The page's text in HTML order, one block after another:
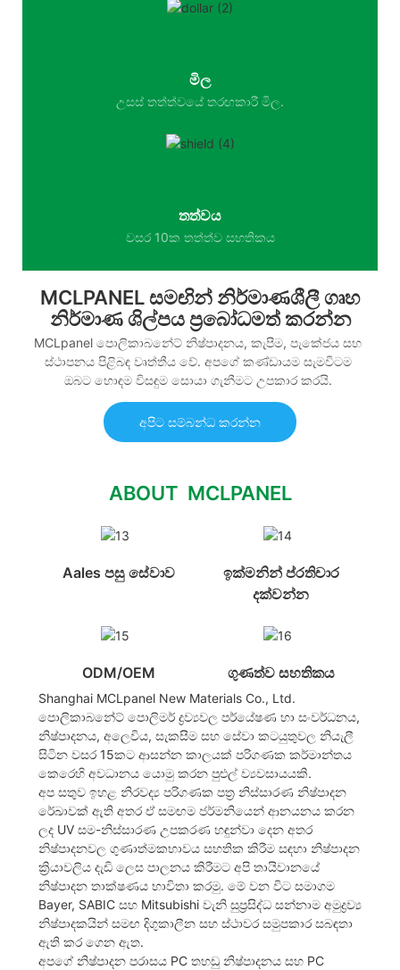
මිල
උසස් තත්ත්වයේ තරඟකාරී මිල.
තත්වය
වසර 10ක තත්ත්ව සහතිකය
MCLPANEL සමඟින් නිර්මාණශීලී ගෘහ
නිර්මාණ ශිල්පය ප්‍රබෝධමත් කරන්න
MCLpanel පොලිකාබනේට් නිෂ්පාදනය, කැපීම, පැකේජය සහ
ස්ථාපනය පිළිබඳ වෘත්තීය වේ. අපගේ කණ්ඩායම සැමවිටම
ඔබට හොඳම විසඳුම සොයා ගැනීමට උපකාර කරයි.
අපිට සම්බන්ධ කරන්න
ABOUT MCLPANEL
Aales පසු සේවාව
ඉක්මනින් ප්රතිචාර
දක්වන්න
ODM/OEM ගුණත්ව සහතිකය
Shanghai MCLpanel New Materials Co., Ltd.
පොලිකාබනේට් පොලිමර් ද්‍රව්‍යවල පර්යේෂණ හා සංවර්ධනය,
නිෂ්පාදනය, අලෙවිය, සැකසීම සහ සේවා කටයුතුවල නියැලී
සිටින වසර 15කට ආසන්න කාලයක් පරිගණක කර්මාන්තය
කෙරෙහි අවධානය යොමු කරන පුළුල් ව්‍යවසායයකි.
අප සතුව ඉහළ නිරවද්‍ය පරිගණක පත්‍ර නිස්සාරණ නිෂ්පාදන
රේඛාවක් ඇති අතර ඒ සමඟම ජර්මනියෙන් ආනයනය කරන
ලද UV සම-නිස්සාරණ උපකරණ හඳුන්වා දෙන අතර
නිෂ්පාදනවල ගුණාත්මකභාවය සහතික කිරීම සඳහා නිෂ්පාදන
ක්‍රියාවලිය දැඩි ලෙස පාලනය කිරීමට අපි තායිවානයේ
නිෂ්පාදන තාක්ෂණය භාවිතා කරමු. මේ වන විට සමාගම
Bayer, SABIC සහ Mitsubishi වැනි සුප්‍රසිද්ධ සන්නාම අමුද්‍රව්‍ය
නිෂ්පාදකයින් සමඟ දිගුකාලීන සහ ස්ථාවර සමුපකාර සබඳතා
ඇති කර ගෙන ඇත.
අපගේ නිෂ්පාදන පරාසය PC තහඩු නිෂ්පාදනය සහ PC